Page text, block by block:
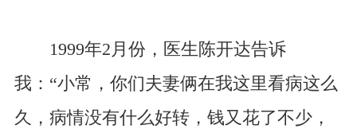
1999年2月份，医生陈开达告诉
我：“小常，你们夫妻俩在我这里看病这么
久，病情没有什么好转，钱又花了不少，